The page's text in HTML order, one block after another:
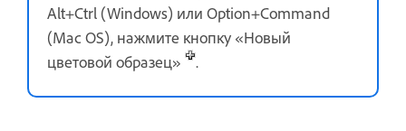
Alt+Ctrl (Windows) или Option+Command
(Mac OS), нажмите кнопку «Новый
цветовой образец»
.